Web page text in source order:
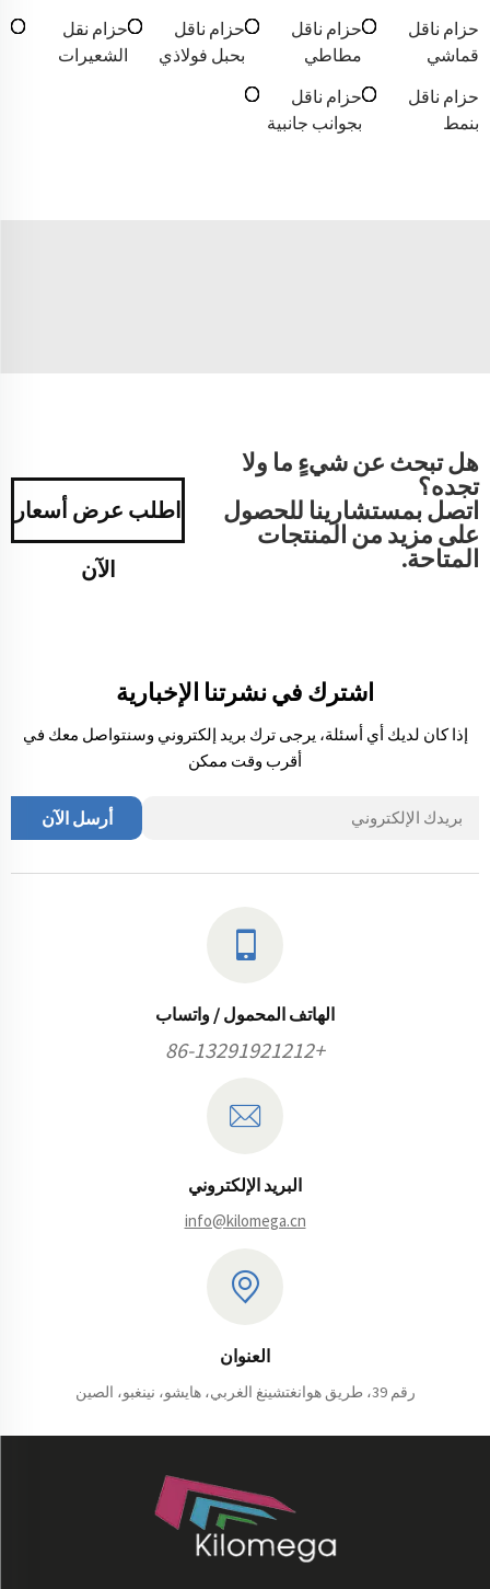
حزام ناقل
قماشي
حزام ناقل
مطاطي
حزام ناقل
بحبل فولاذي
حزام نقل
الشعيرات
حزام ناقل
بنمط
حزام ناقل
بجوانب جانبية
هل تبحث عن شيءٍ ما ولا
تجده؟
اتصل بمستشارينا للحصول
على مزيد من المنتجات
المتاحة.
اطلب عرض أسعار
الآن
اشترك في نشرتنا الإخبارية
إذا كان لديك أي أسئلة، يرجى ترك بريد إلكتروني وسنتواصل معك في
أقرب وقت ممكن
أرسل الآن
الهاتف المحمول / واتساب
+86-13291921212
البريد الإلكتروني
info@kilomega.cn
العنوان
رقم 39، طريق هوانغتشينغ الغربي، هايشو، نينغبو، الصين